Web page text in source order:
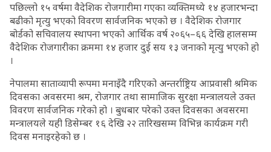
पछिल्लो १५ वर्षमा वैदेशिक रोजगारीमा गएका व्यक्तिमध्ये १४ हजारभन्दा
बढीको मृत्यु भएको विवरण सार्वजनिक भएको छ । वैदेशिक रोजगार
बोर्डको सचिवालय स्थापना भएको आर्थिक वर्ष २०६५–६६ देखि हालसम्म
वैदेशिक रोजगारीका क्रममा १४ हजार दुई सय १३ जनाको मृत्यु भएको हो
।
नेपालमा साताव्यापी रूपमा मनाइँदै गरिएको अन्तर्राष्ट्रिय आप्रवासी श्रमिक
दिवसका अवसरमा श्रम, रोजगार तथा सामाजिक सुरक्षा मन्त्रालयले उक्त
विवरण सार्वजनिक गरेको हो । बुधबार परेको उक्त दिवसका अवसरमा
मन्त्रालयले यही डिसेम्बर १६ देखि २२ तारिखसम्म विभिन्न कार्यक्रम गरी
दिवस मनाइरहेको छ ।